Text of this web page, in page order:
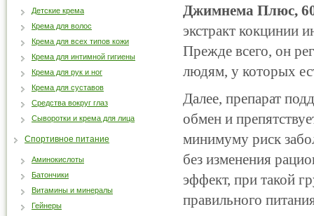
Джимнема Плюс,
экстракт кокцинии
Прежде всего, он
людям, у которых
Далее, препарат
обмен и
минимуму риск
без изменения
эффект, при такой
правильного
Детские крема
Крема для волос
Крема для всех типов кожи
Крема для интимной гигиены
Крема для рук и ног
Крема для суставов
Средства вокруг глаз
Сыворотки и крема для лица
Спортивное питание
Аминокислоты
Батончики
Витамины и минералы
Гейнеры